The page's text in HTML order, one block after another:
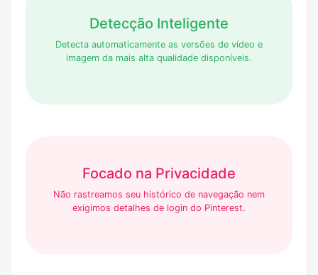
Detecção Inteligente
Detecta automaticamente as versões de vídeo e
imagem da mais alta qualidade disponíveis.
Focado na Privacidade
Não rastreamos seu histórico de navegação nem
exigimos detalhes de login do Pinterest.